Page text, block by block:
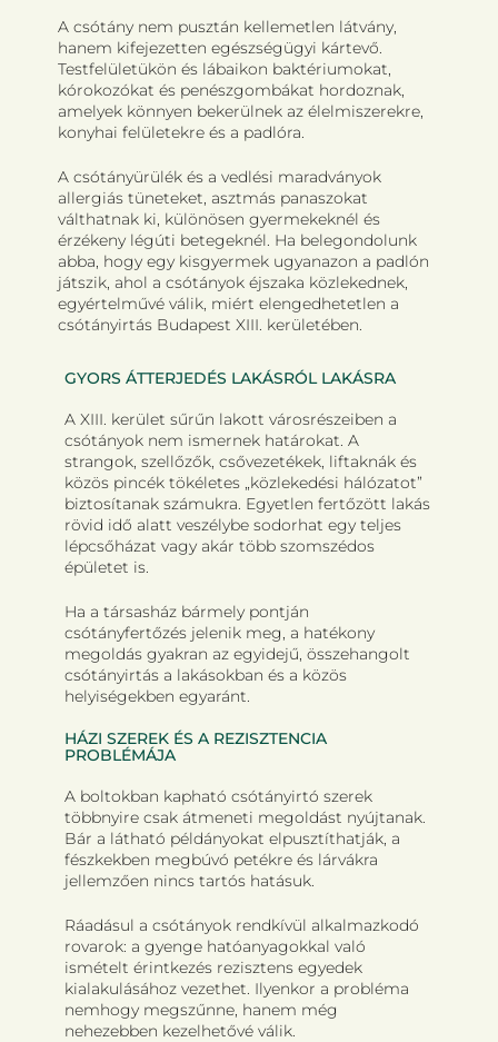
A csótány nem pusztán kellemetlen látvány,
hanem kifejezetten egészségügyi kártevő.
Testfelületükön és lábaikon baktériumokat,
kórokozókat és penészgombákat hordoznak,
amelyek könnyen bekerülnek az élelmiszerekre,
konyhai felületekre és a padlóra.
A csótányürülék és a vedlési maradványok
allergiás tüneteket, asztmás panaszokat
válthatnak ki, különösen gyermekeknél és
érzékeny légúti betegeknél. Ha belegondolunk
abba, hogy egy kisgyermek ugyanazon a padlón
játszik, ahol a csótányok éjszaka közlekednek,
egyértelművé válik, miért elengedhetetlen a
csótányirtás Budapest XIII. kerületében.
GYORS ÁTTERJEDÉS LAKÁSRÓL LAKÁSRA
A XIII. kerület sűrűn lakott városrészeiben a
csótányok nem ismernek határokat. A
strangok, szellőzők, csővezetékek, liftaknák és
közös pincék tökéletes „közlekedési hálózatot”
biztosítanak számukra. Egyetlen fertőzött lakás
rövid idő alatt veszélybe sodorhat egy teljes
lépcsőházat vagy akár több szomszédos
épületet is.
Ha a társasház bármely pontján
csótányfertőzés jelenik meg, a hatékony
megoldás gyakran az egyidejű, összehangolt
csótányirtás a lakásokban és a közös
helyiségekben egyaránt.
HÁZI SZEREK ÉS A REZISZTENCIA
PROBLÉMÁJA
A boltokban kapható csótányirtó szerek
többnyire csak átmeneti megoldást nyújtanak.
Bár a látható példányokat elpusztíthatják, a
fészkekben megbúvó petékre és lárvákra
jellemzően nincs tartós hatásuk.
Ráadásul a csótányok rendkívül alkalmazkodó
rovarok: a gyenge hatóanyagokkal való
ismételt érintkezés rezisztens egyedek
kialakulásához vezethet. Ilyenkor a probléma
nemhogy megszűnne, hanem még
nehezebben kezelhetővé válik.